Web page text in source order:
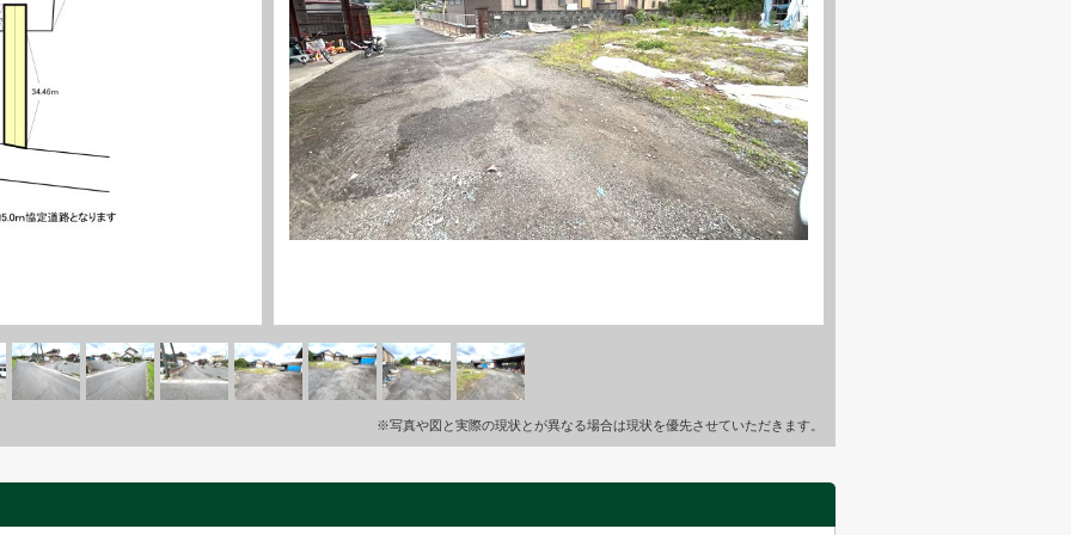
※写真や図と実際の現状とが異なる場合は現状を優先させていただきます。